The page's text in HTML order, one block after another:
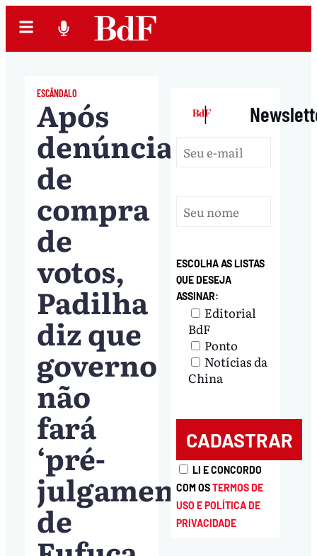
ESCÂNDALO
Após
denúncias
de
compra
de
votos,
Padilha
diz que
governo
não
fará
‘pré-
julgamento’
de
|
ESCOLHA AS LISTAS
QUE DESEJA
ASSINAR:
Editorial
BdF
Ponto
Notícias da
China
LI E CONCORDO
COM OSTERMOS DE
USO E POLÍTICA DE
PRIVACIDADE